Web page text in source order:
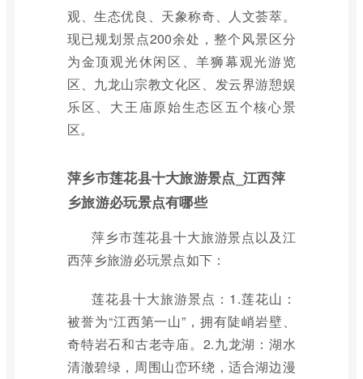
观、生态优良、天象称奇、人文荟萃。
现已规划景点200余处，整个风景区分
为金顶观光休闲区、羊狮幕观光游览
区、九龙山宗教文化区、发云界游憩娱
乐区、大王庙原始生态区五个核心景
区。
萍乡市莲花县十大旅游景点_江西萍
乡旅游必玩景点有哪些
萍乡市莲花县十大旅游景点以及江
西萍乡旅游必玩景点如下：
莲花县十大旅游景点：1.莲花山：
被誉为“江西第一山”，拥有陡峭岩壁、
奇特岩石和古老寺庙。2.九龙湖：湖水
清澈碧绿，周围山峦环绕，适合湖边漫